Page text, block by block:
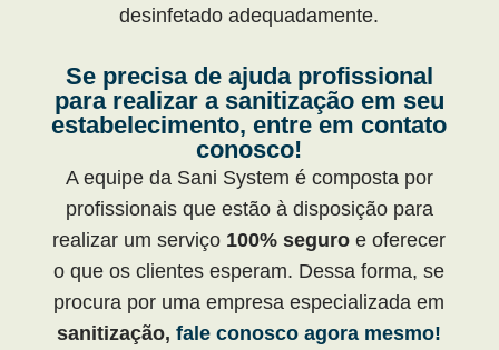
desinfetado adequadamente.
Se precisa de ajuda profissional
para realizar a sanitização em seu
estabelecimento, entre em contato
conosco!
A equipe da Sani System é composta por
profissionais que estão à disposição para
realizar um serviço 100% seguro e oferecer
o que os clientes esperam. Dessa forma, se
procura por uma empresa especializada em
sanitização,fale conosco agora mesmo!